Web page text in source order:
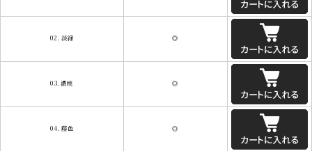
02.淡緑 ◎
03.濃桃 ◎
04.藤色 ◎